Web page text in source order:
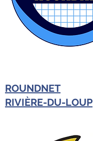
ROUNDNET
RIVIÈRE-DU-LOUP